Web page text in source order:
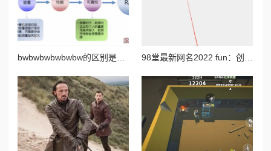
bwbwbwbwbwbw的区别是什么？深入分析不同场景下bwbw组合的含义与应用，揭示其背后的文化和语境差异 98堂最新网名2022 fun：创意无限的网络昵称推荐与使用技巧分享，助你在社交平台中脱颖而出